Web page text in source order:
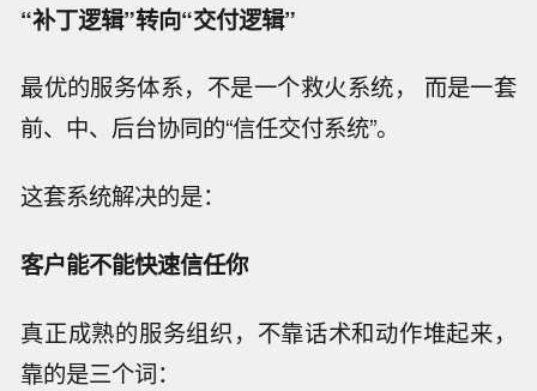
“补丁逻辑”转向“交付逻辑”
最优的服务体系，不是一个救火系统， 而是一套
前、中、后台协同的“信任交付系统”。
这套系统解决的是：
客户能不能快速信任你
真正成熟的服务组织，不靠话术和动作堆起来，
靠的是三个词：